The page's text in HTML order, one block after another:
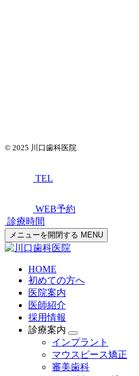
© 2025 川口歯科医院
TEL
WEB予約
診療時間
メニューを開閉する MENU
HOME
初めての方へ
医院案内
医師紹介
採用情報
診療案内
インプラント
マウスピース矯正
審美歯科